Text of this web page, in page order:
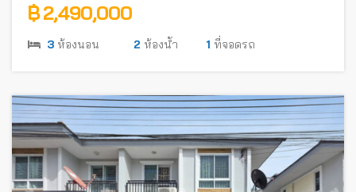
฿ 2,490,000
3 ห้องนอน 2 ห้องน้ำ 1 ที่จอดรถ